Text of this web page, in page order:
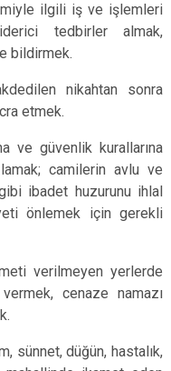
ilgili iş ve işlemleri
tedbirler almak,
bildirmek.
nikahtan sonra
etmek.
ve güvenlik kurallarına
camilerin avlu ve
ibadet huzurunu ihlal
önlemek için gerekli
verilmeyen yerlerde
cenaze namazı
sünnet, düğün, hastalık,